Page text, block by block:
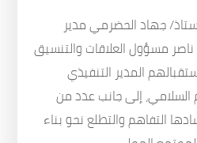
جهاد الحضرمي مدير
مسؤول العلاقات والتنسيق
المدير التنفيذي
السلامي، إلى جانب عدد من
التفاهم والتطلع نحو بناء